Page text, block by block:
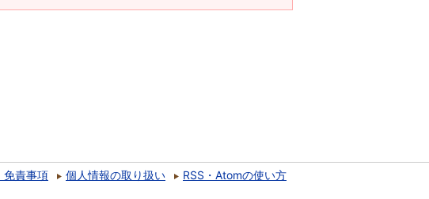
免責事項 個人情報の取り扱い
RSS・Atomの使い方